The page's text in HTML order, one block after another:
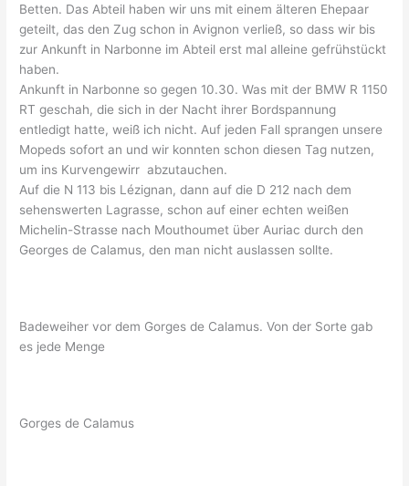
Betten. Das Abteil haben wir uns mit einem älteren Ehepaar
geteilt, das den Zug schon in Avignon verließ, so dass wir bis
zur Ankunft in Narbonne im Abteil erst mal alleine gefrühstückt
haben.
Ankunft in Narbonne so gegen 10.30. Was mit der BMW R 1150
RT geschah, die sich in der Nacht ihrer Bordspannung
entledigt hatte, weiß ich nicht. Auf jeden Fall sprangen unsere
Mopeds sofort an und wir konnten schon diesen Tag nutzen,
um ins Kurvengewirr abzutauchen.
Auf die N 113 bis Lézignan, dann auf die D 212 nach dem
sehenswerten Lagrasse, schon auf einer echten weißen
Michelin-Strasse nach Mouthoumet über Auriac durch den
Georges de Calamus, den man nicht auslassen sollte.
Badeweiher vor dem Gorges de Calamus. Von der Sorte gab
es jede Menge
Gorges de Calamus